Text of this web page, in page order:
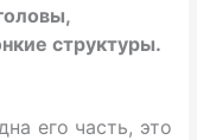
структуры.
его часть, это